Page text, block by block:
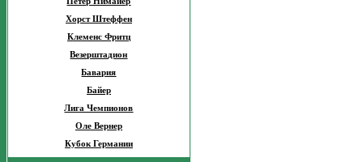
Хорст Штеффен
Клеменс Фритц
Везерштадион
Бавария
Байер
Лига Чемпионов
Оле Вернер
Кубок Германии